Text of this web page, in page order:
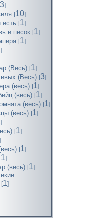
3]
[10]
есть [1]
и песок [1]
[1]
]
(Весь) [1]
(Весь) [3]
(весь) [1]
(весь) [1]
(весь) [1]
(весь) [1]
]
[1]
]
[1]
[1]
(весь) [1]
[1]